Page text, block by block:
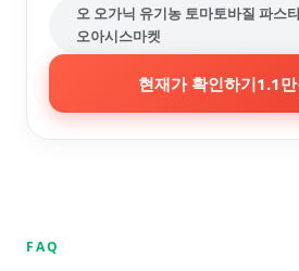
오 오가닉 유기농 토마토바질 파스
오아시스마켓
현재가 확인하기1.1
FAQ